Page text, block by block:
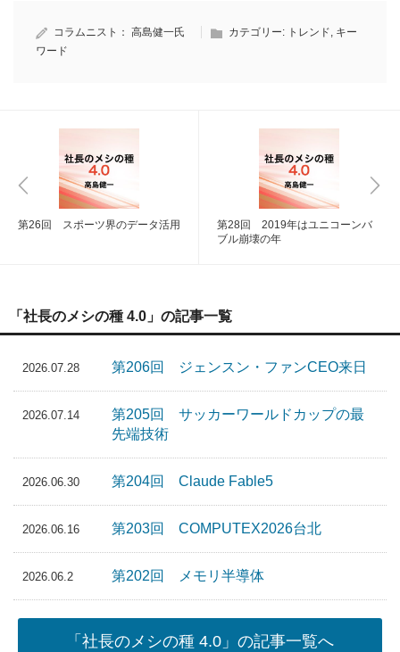
コラムニスト： 高島健一氏 カテゴリー: トレンド, キー
ワード
第26回 スポーツ界のデータ活用
第28回 2019年はユニコーンバ
ブル崩壊の年
「社長のメシの種 4.0」の記事一覧
2026.07.28 第206回 ジェンスン・ファンCEO来日
2026.07.14
第205回 サッカーワールドカップの最
先端技術
2026.06.30 第204回 Claude Fable5
2026.06.16 第203回 COMPUTEX2026台北
2026.06.2 第202回 メモリ半導体
「社長のメシの種 4.0」の記事一覧へ